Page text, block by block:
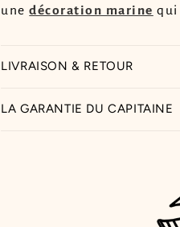
unedécoration marine qui
LIVRAISON & RETOUR
LA GARANTIE DU CAPITAINE